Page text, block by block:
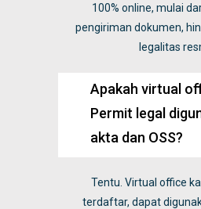
100% online, mulai
pengiriman dokumen,
legalitas
Apakah virtual
Permit legal
akta dan OSS?
Tentu. Virtual office
terdaftar, dapat